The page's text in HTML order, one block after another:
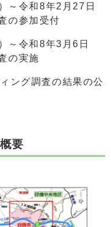
令和8年2月27日
の参加受付
令和8年3月6日
の実施
グ調査の結果の公
要